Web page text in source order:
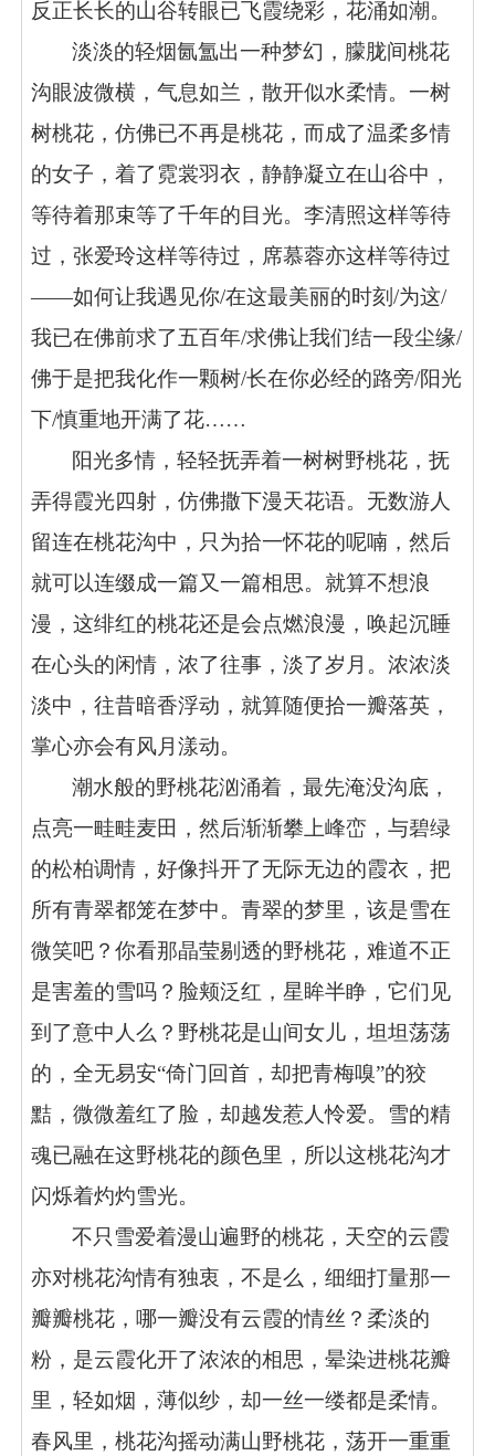
反正长长的山谷转眼已飞霞绕彩，花涌如潮。
淡淡的轻烟氤氲出一种梦幻，朦胧间桃花
沟眼波微横，气息如兰，散开似水柔情。一树
树桃花，仿佛已不再是桃花，而成了温柔多情
的女子，着了霓裳羽衣，静静凝立在山谷中，
等待着那束等了千年的目光。李清照这样等待
过，张爱玲这样等待过，席慕蓉亦这样等待过
——如何让我遇见你/在这最美丽的时刻/为这/
我已在佛前求了五百年/求佛让我们结一段尘缘/
佛于是把我化作一颗树/长在你必经的路旁/阳光
下/慎重地开满了花……
阳光多情，轻轻抚弄着一树树野桃花，抚
弄得霞光四射，仿佛撒下漫天花语。无数游人
留连在桃花沟中，只为拾一怀花的呢喃，然后
就可以连缀成一篇又一篇相思。就算不想浪
漫，这绯红的桃花还是会点燃浪漫，唤起沉睡
在心头的闲情，浓了往事，淡了岁月。浓浓淡
淡中，往昔暗香浮动，就算随便拾一瓣落英，
掌心亦会有风月漾动。
潮水般的野桃花汹涌着，最先淹没沟底，
点亮一畦畦麦田，然后渐渐攀上峰峦，与碧绿
的松柏调情，好像抖开了无际无边的霞衣，把
所有青翠都笼在梦中。青翠的梦里，该是雪在
微笑吧？你看那晶莹剔透的野桃花，难道不正
是害羞的雪吗？脸颊泛红，星眸半睁，它们见
到了意中人么？野桃花是山间女儿，坦坦荡荡
的，全无易安“倚门回首，却把青梅嗅”的狡
黠，微微羞红了脸，却越发惹人怜爱。雪的精
魂已融在这野桃花的颜色里，所以这桃花沟才
闪烁着灼灼雪光。
不只雪爱着漫山遍野的桃花，天空的云霞
亦对桃花沟情有独衷，不是么，细细打量那一
瓣瓣桃花，哪一瓣没有云霞的情丝？柔淡的
粉，是云霞化开了浓浓的相思，晕染进桃花瓣
里，轻如烟，薄似纱，却一丝一缕都是柔情。
春风里，桃花沟摇动满山野桃花，荡开一重重